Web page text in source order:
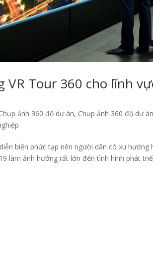
VR Tour 360 cho lĩnh
ảnh 360 độ dự án, Chụp ảnh 360 độ dự
biến phức tạp nên người dân có xu
làm ảnh hưởng rất lớn đến tình hình phát